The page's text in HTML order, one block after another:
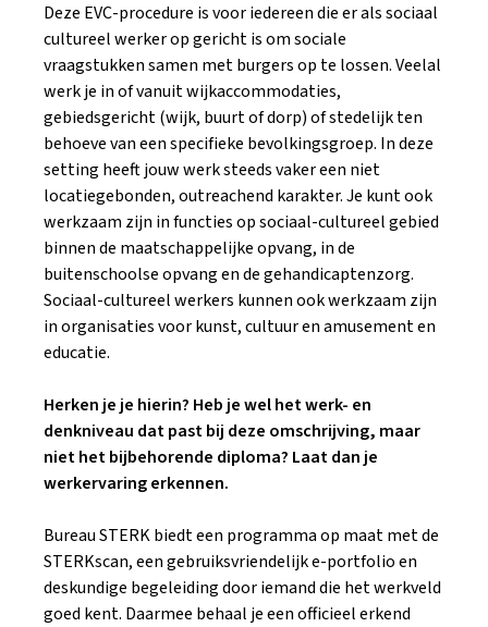
Deze EVC-procedure is voor iedereen die er als sociaal
cultureel werker op gericht is om sociale
vraagstukken samen met burgers op te lossen. Veelal
werk je in of vanuit wijkaccommodaties,
gebiedsgericht (wijk, buurt of dorp) of stedelijk ten
behoeve van een specifieke bevolkingsgroep. In deze
setting heeft jouw werk steeds vaker een niet
locatiegebonden, outreachend karakter. Je kunt ook
werkzaam zijn in functies op sociaal-cultureel gebied
binnen de maatschappelijke opvang, in de
buitenschoolse opvang en de gehandicaptenzorg.
Sociaal-cultureel werkers kunnen ook werkzaam zijn
in organisaties voor kunst, cultuur en amusement en
educatie.
Herken je je hierin? Heb je wel het werk- en
denkniveau dat past bij deze omschrijving, maar
niet het bijbehorende diploma? Laat dan je
werkervaring erkennen.
Bureau STERK biedt een programma op maat met de
STERKscan, een gebruiksvriendelijk e-portfolio en
deskundige begeleiding door iemand die het werkveld
goed kent. Daarmee behaal je een officieel erkend